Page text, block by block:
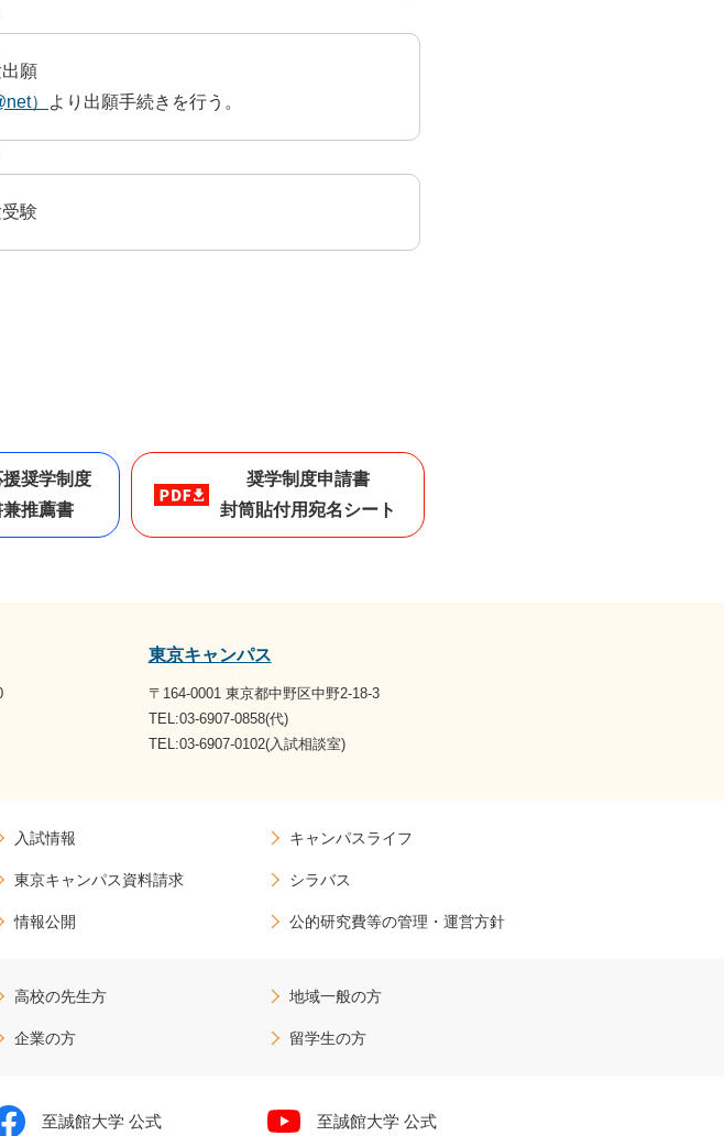
願
）
より出願手続きを行う。
験
援奨学制度
推薦書
奨学制度申請書
封筒貼付用宛名シート
東京キャンパス
〒164-0001 東京都中野区中野2-18-3
TEL:03-6907-0858(代)
TEL:03-6907-0102(入試相談室)
入試情報 キャンパスライフ
東京キャンパス資料請求 シラバス
情報公開 公的研究費等の管理・運営方針
高校の先生方 地域一般の方
企業の方 留学生の方
至誠館大学 公式 至誠館大学 公式